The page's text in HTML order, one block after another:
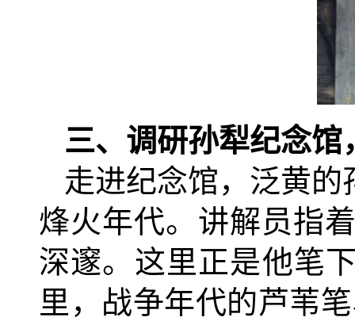
三、调研孙犁纪念馆
走进纪念馆，泛黄
烽火年代。讲解员指
深邃。这里正是他笔
里，战争年代的芦苇